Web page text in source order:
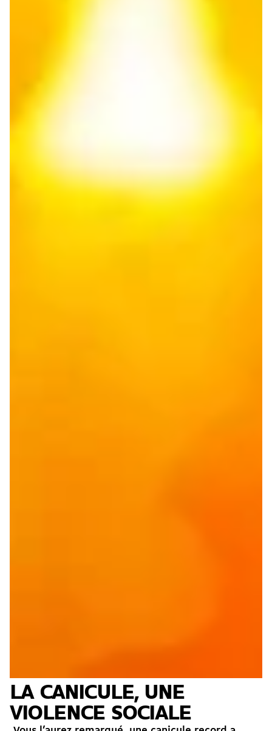
LA CANICULE, UNE
VIOLENCE SOCIALE